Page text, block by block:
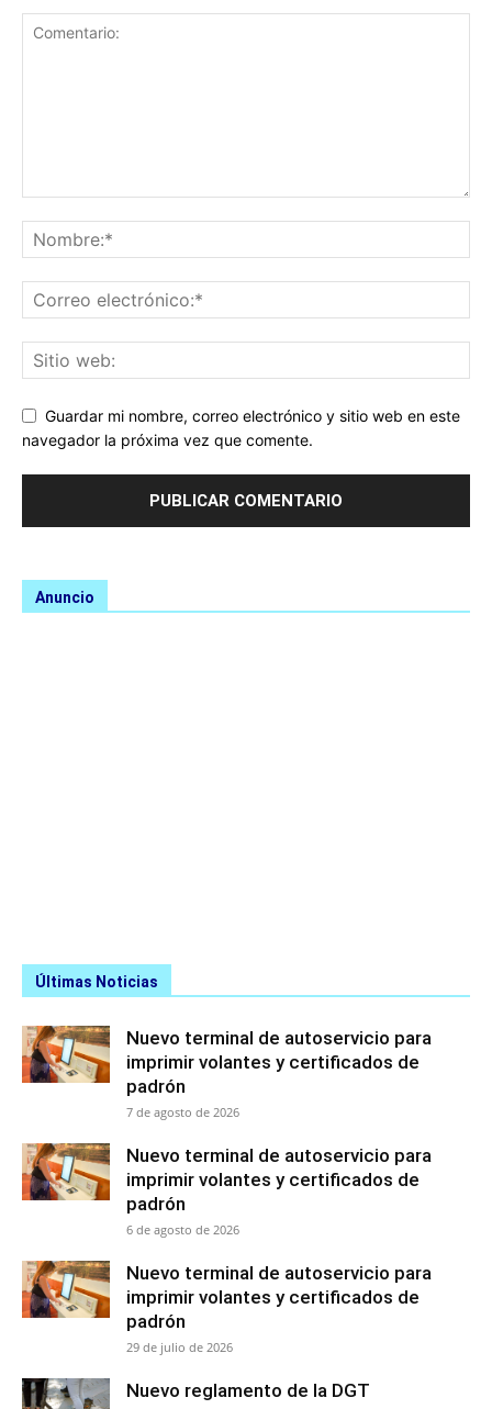
Guardar mi nombre, correo electrónico y sitio web en este
navegador la próxima vez que comente.
Anuncio
Últimas Noticias
Nuevo terminal de autoservicio para
imprimir volantes y certificados de
padrón
7 de agosto de 2026
Nuevo terminal de autoservicio para
imprimir volantes y certificados de
padrón
6 de agosto de 2026
Nuevo terminal de autoservicio para
imprimir volantes y certificados de
padrón
29 de julio de 2026
Nuevo reglamento de la DGT